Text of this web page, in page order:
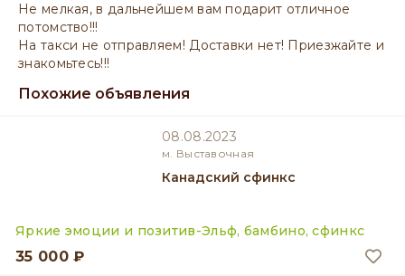
Не мелкая, в дальнейшем вам подарит отличное
потомство!!!
На такси не отправляем! Доставки нет! Приезжайте и
знакомьтесь!!!
Похожие объявления
08.08.2023
м. Выставочная
Канадский сфинкс
Яркие эмоции и позитив-Эльф, бамбино, сфинкс
35 000 ₽